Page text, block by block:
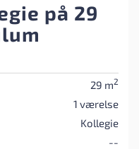
på 29
29 m2
1 værelse
Kollegie
--